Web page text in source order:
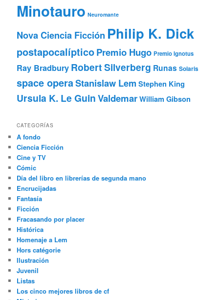
Minotauro Neuromante
Nova Ciencia Ficción Philip K. Dick
postapocalípticoPremio Hugo Premio Ignotus
Ray Bradbury Robert Silverberg Runas Solaris
space operaStanislaw Lem Stephen King
Ursula K. Le GuinValdemarWilliam Gibson
CATEGORÍAS
A fondo
Ciencia Ficción
Cine y TV
Cómic
Día del libro en librerías de segunda mano
Encrucijadas
Fantasía
Ficción
Fracasando por placer
Histórica
Homenaje a Lem
Hors catégorie
Ilustración
Juvenil
Listas
Los cinco mejores libros de cf